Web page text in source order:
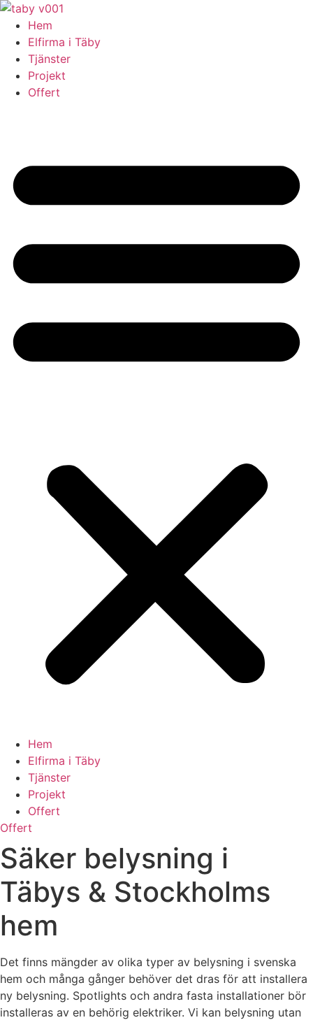
Skip
content
Hem
Elfirma i Täby
Tjänster
Projekt
Offert
Hem
Elfirma i Täby
Tjänster
Projekt
Offert
Offert
Säker belysning i
Täbys & Stockholms
hem
Det finns mängder av olika typer av belysning i svenska
hem och många gånger behöver det dras för att installera
ny belysning. Spotlights och andra fasta installationer bör
installeras av en behörig elektriker. Vi kan belysning utan